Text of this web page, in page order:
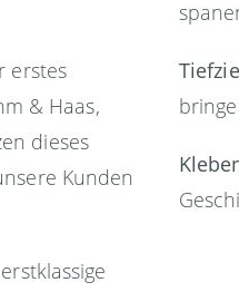
erstes
& Haas,
dieses
Kunden